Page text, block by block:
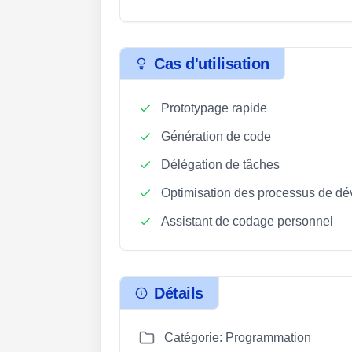
Cas d'utilisation
Prototypage rapide
Génération de code
Délégation de tâches
Optimisation des processus de
Assistant de codage personnel
Détails
Catégorie: Programmation